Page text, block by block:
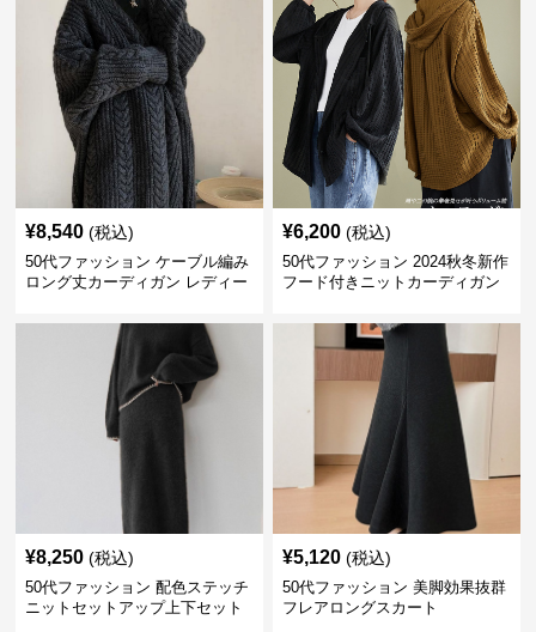
¥8,540 (税込)
50代ファッション ケーブル編み
ロング丈カーディガン レディー
¥6,200 (税込)
50代ファッション 2024秋冬新作
フード付きニットカーディガン
¥8,250 (税込)
50代ファッション 配色ステッチ
ニットセットアップ上下セット
¥5,120 (税込)
50代ファッション 美脚効果抜群
フレアロングスカート